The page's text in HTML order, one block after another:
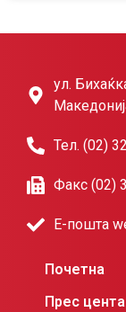
ул.
Тел. (02)
Факс (02)
Е-пошта
Почетна
Прес